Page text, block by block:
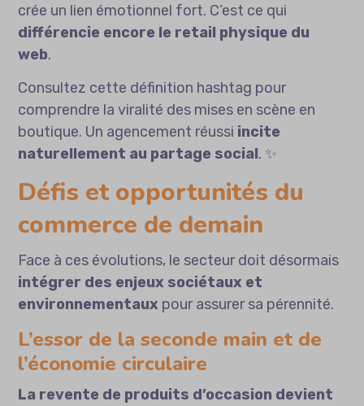
crée un lien émotionnel fort. C’est ce qui
différencie encore le retail physique du
web.
Consultez cette définition hashtag pour
comprendre la viralité des mises en scène en
boutique. Un agencement réussi incite
naturellement au partage social. ✨
Défis et opportunités du
commerce de demain
Face à ces évolutions, le secteur doit désormais
intégrer des enjeux sociétaux et
environnementaux pour assurer sa pérennité.
L’essor de la seconde main et de
l’économie circulaire
La revente de produits d’occasion devient